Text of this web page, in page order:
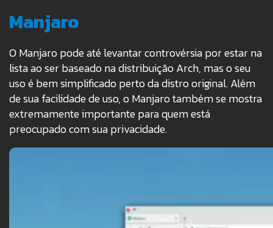
Manjaro
O Manjaro pode até levantar controvérsia por estar na
lista ao ser baseado na distribuição Arch, mas o seu
uso é bem simplificado perto da distro original. Além
de sua facilidade de uso, o Manjaro também se mostra
extremamente importante para quem está
preocupado com sua privacidade.